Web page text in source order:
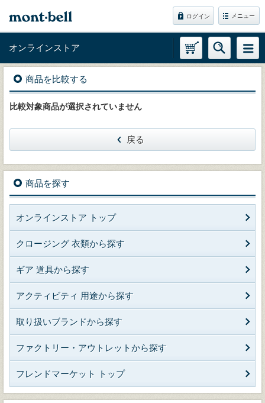
ログイン メニュー
オンラインストア
商品を比較する
比較対象商品が選択されていません
戻る
商品を探す
オンラインストア トップ
クロージング 衣類から探す
ギア 道具から探す
アクティビティ 用途から探す
取り扱いブランドから探す
ファクトリー・アウトレットから探す
フレンドマーケット トップ